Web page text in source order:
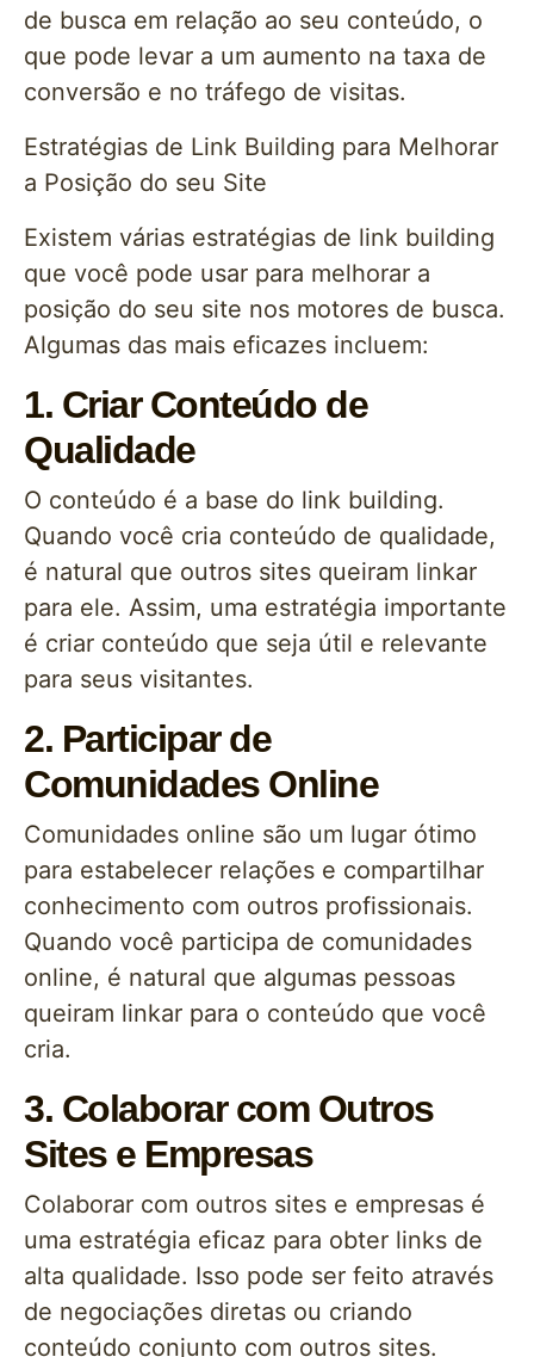
de busca em relação ao seu conteúdo, o
que pode levar a um aumento na taxa de
conversão e no tráfego de visitas.
Estratégias de Link Building para Melhorar
a Posição do seu Site
Existem várias estratégias de link building
que você pode usar para melhorar a
posição do seu site nos motores de busca.
Algumas das mais eficazes incluem:
1. Criar Conteúdo de
Qualidade
O conteúdo é a base do link building.
Quando você cria conteúdo de qualidade,
é natural que outros sites queiram linkar
para ele. Assim, uma estratégia importante
é criar conteúdo que seja útil e relevante
para seus visitantes.
2. Participar de
Comunidades Online
Comunidades online são um lugar ótimo
para estabelecer relações e compartilhar
conhecimento com outros profissionais.
Quando você participa de comunidades
online, é natural que algumas pessoas
queiram linkar para o conteúdo que você
cria.
3. Colaborar com Outros
Sites e Empresas
Colaborar com outros sites e empresas é
uma estratégia eficaz para obter links de
alta qualidade. Isso pode ser feito através
de negociações diretas ou criando
conteúdo conjunto com outros sites.